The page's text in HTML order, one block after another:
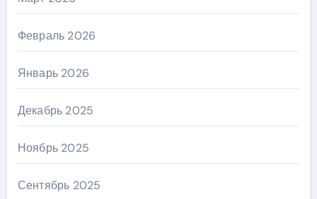
Февраль 2026
Январь 2026
Декабрь 2025
Ноябрь 2025
Сентябрь 2025